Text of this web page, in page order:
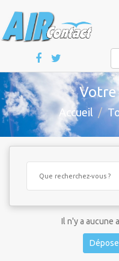
Votre
Accueil
Il n'y a aucune